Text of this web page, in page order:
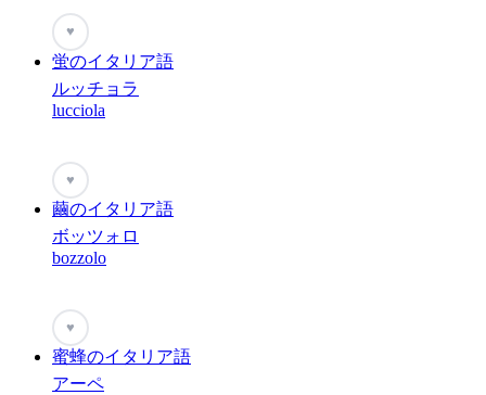
♥
蛍のイタリア語
ルッチョラ
lucciola
♥
繭のイタリア語
ボッツォロ
bozzolo
♥
蜜蜂のイタリア語
アーペ